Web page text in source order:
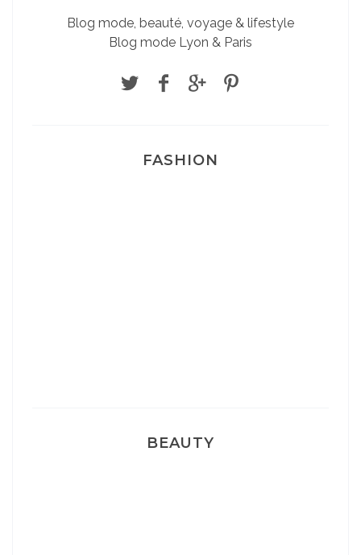
Blog mode, beauté, voyage & lifestyle
Blog mode Lyon & Paris
FASHION
BEAUTY